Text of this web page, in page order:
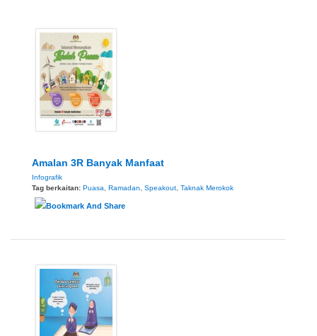
Amalan 3R Banyak Manfaat
Infografik
Tag berkaitan: Puasa, Ramadan, Speakout, Taknak Merokok